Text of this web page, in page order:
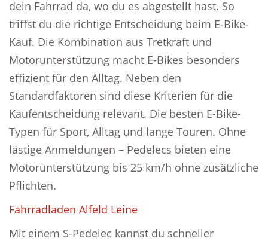
dein Fahrrad da, wo du es abgestellt hast. So
triffst du die richtige Entscheidung beim E-Bike-
Kauf. Die Kombination aus Tretkraft und
Motorunterstützung macht E-Bikes besonders
effizient für den Alltag. Neben den
Standardfaktoren sind diese Kriterien für die
Kaufentscheidung relevant. Die besten E-Bike-
Typen für Sport, Alltag und lange Touren. Ohne
lästige Anmeldungen – Pedelecs bieten eine
Motorunterstützung bis 25 km/h ohne zusätzliche
Pflichten.
Fahrradladen Alfeld Leine
Mit einem S-Pedelec kannst du schneller